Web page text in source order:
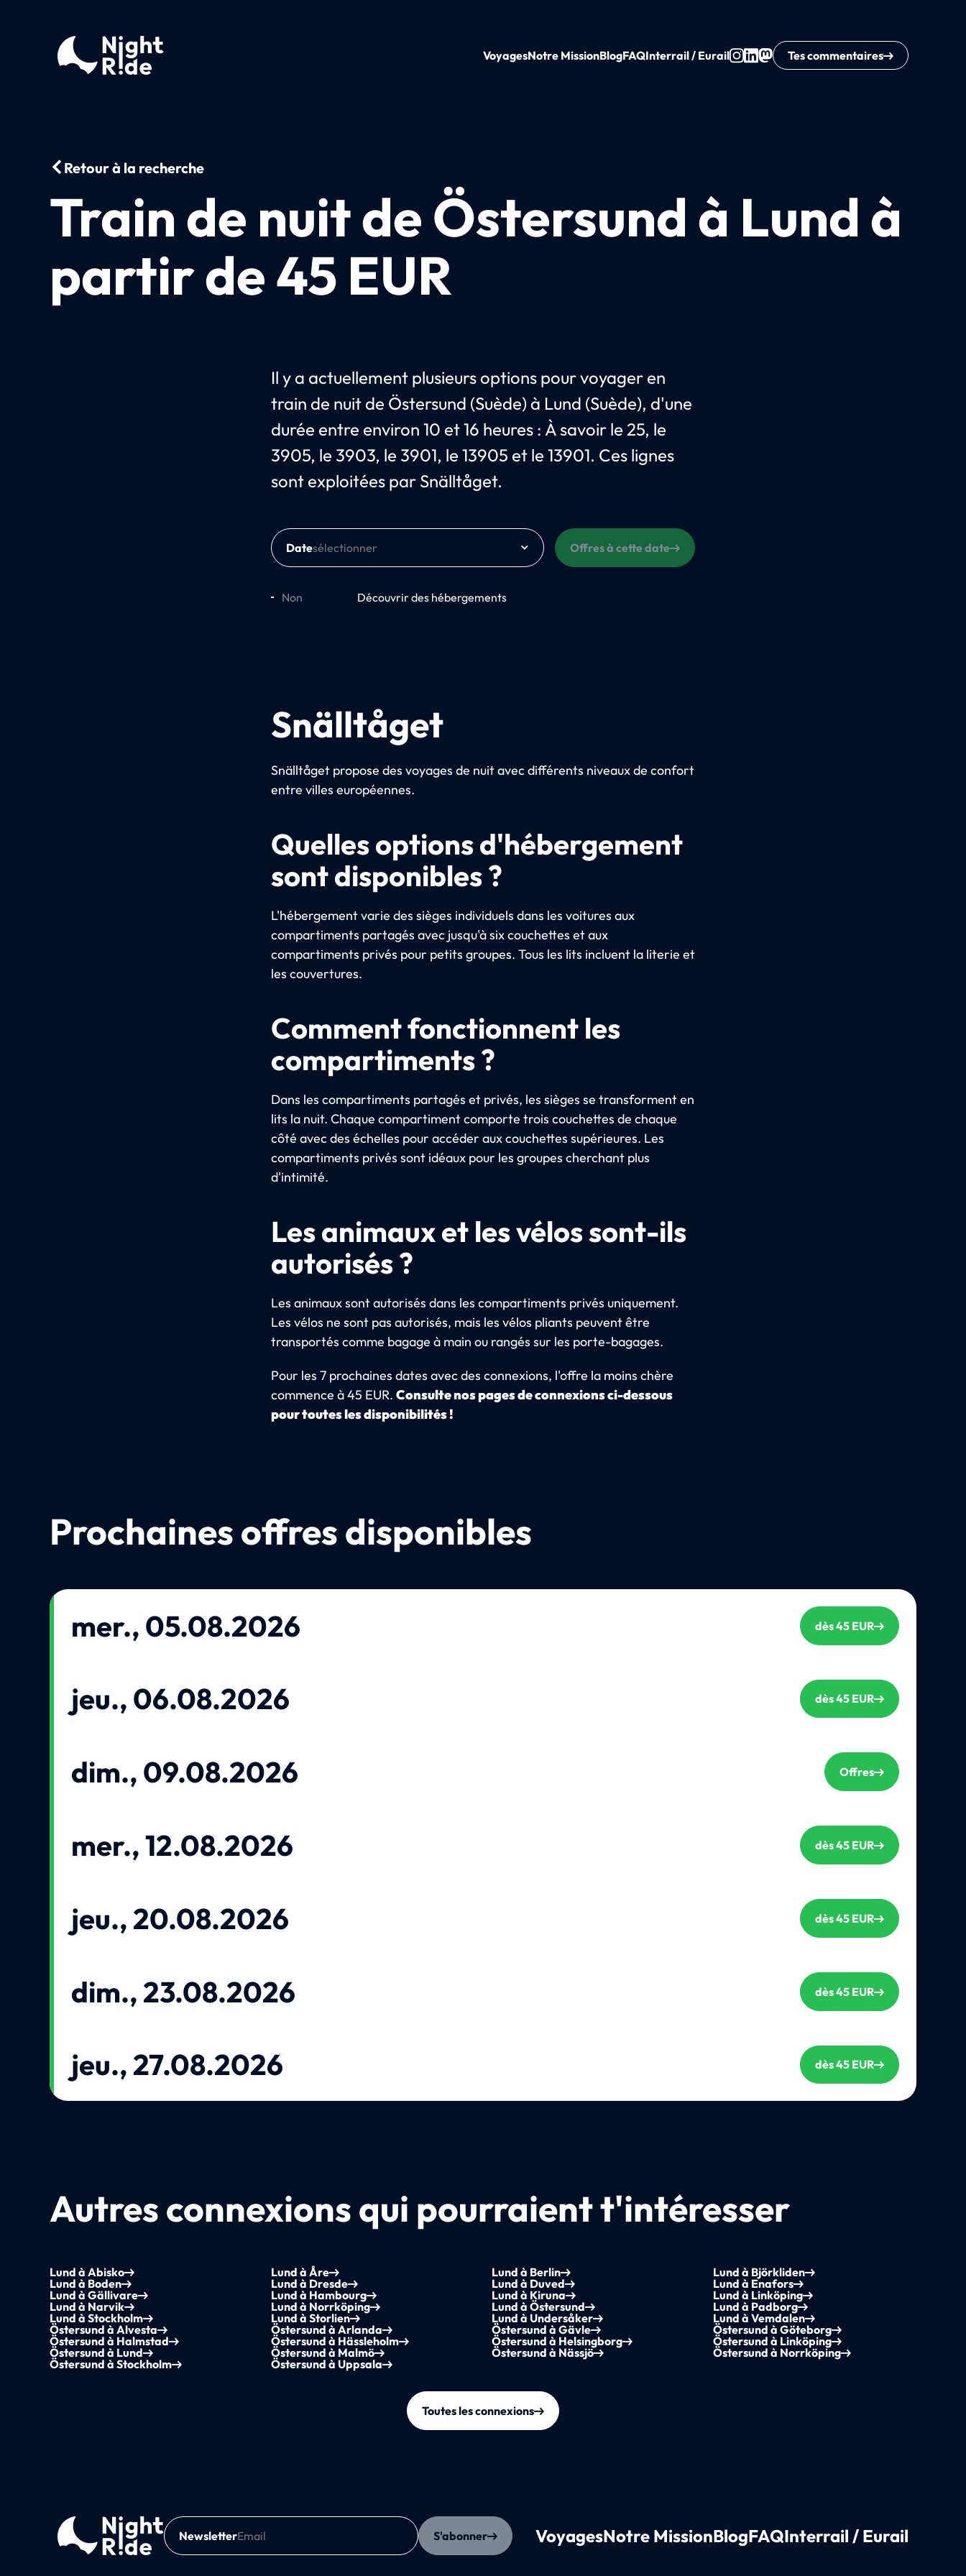
VoyagesNotre MissionBlogFAQInterrail / Eurail Tes commentaires
Retour à la recherche
Train de nuit de Östersund à Lund à
partir de 45 EUR
Il y a actuellement plusieurs options pour voyager en
train de nuit de Östersund (Suède) à Lund (Suède), d'une
durée entre environ 10 et 16 heures : À savoir le 25, le
3905, le 3903, le 3901, le 13905 et le 13901. Ces lignes
sont exploitées par Snälltåget.
Date Offres à cette date
Non Découvrir des hébergements
Snälltåget
Snälltåget propose des voyages de nuit avec différents niveaux de confort
entre villes européennes.
Quelles options d'hébergement
sont disponibles ?
L'hébergement varie des sièges individuels dans les voitures aux
compartiments partagés avec jusqu'à six couchettes et aux
compartiments privés pour petits groupes. Tous les lits incluent la literie et
les couvertures.
Comment fonctionnent les
compartiments ?
Dans les compartiments partagés et privés, les sièges se transforment en
lits la nuit. Chaque compartiment comporte trois couchettes de chaque
côté avec des échelles pour accéder aux couchettes supérieures. Les
compartiments privés sont idéaux pour les groupes cherchant plus
d'intimité.
Les animaux et les vélos sont-ils
autorisés ?
Les animaux sont autorisés dans les compartiments privés uniquement.
Les vélos ne sont pas autorisés, mais les vélos pliants peuvent être
transportés comme bagage à main ou rangés sur les porte-bagages.
Pour les 7 prochaines dates avec des connexions, l'offre la moins chère
commence à 45 EUR. Consulte nos pages de connexions ci-dessous
pour toutes les disponibilités !
Prochaines offres disponibles
mer., 05.08.2026 dès 45 EUR
jeu., 06.08.2026 dès 45 EUR
dim., 09.08.2026 Offres
mer., 12.08.2026 dès 45 EUR
jeu., 20.08.2026 dès 45 EUR
dim., 23.08.2026 dès 45 EUR
jeu., 27.08.2026 dès 45 EUR
Autres connexions qui pourraient t'intéresser
Lund à Abisko Lund à Åre Lund à Berlin
Lund à Björkliden
Lund à Boden
Lund à Dresde Lund à Duved
Lund à Enafors
Lund à Gällivare
Lund à Hambourg Lund à Kiruna
Lund à Linköping
Lund à Narvik
Lund à Norrköping Lund à Östersund
Lund à Padborg
Lund à Stockholm
Lund à Storlien Lund à Undersåker
Lund à Vemdalen
Östersund à Alvesta
Östersund à Arlanda Östersund à Gävle
Östersund à Göteborg
Östersund à Halmstad
Östersund à Hässleholm Östersund à Helsingborg
Östersund à Linköping
Östersund à Lund
Östersund à Malmö Östersund à Nässjö
Östersund à Norrköping
Östersund à Stockholm
Östersund à Uppsala
Toutes les connexions
Newsletter S'abonner VoyagesNotre MissionBlogFAQInterrail / Eurail